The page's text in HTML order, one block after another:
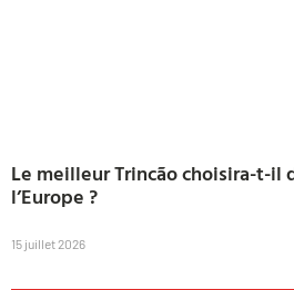
Le meilleur Trincão choisira-t-
l’Europe ?
15 juillet 2026